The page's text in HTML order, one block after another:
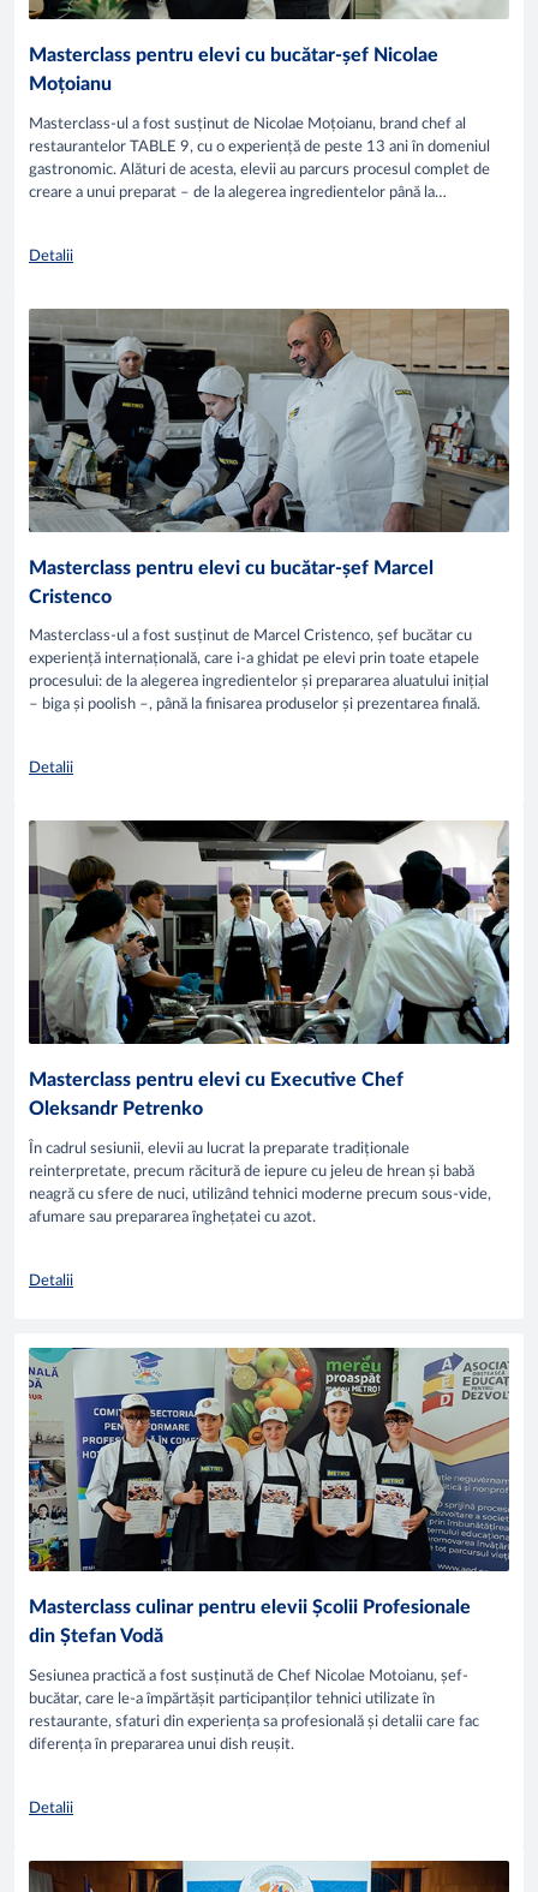
Masterclass pentru elevi cu bucătar-șef Nicolae
Moțoianu
Masterclass-ul a fost susținut de Nicolae Moțoianu, brand chef al
restaurantelor TABLE 9, cu o experiență de peste 13 ani în domeniul
gastronomic. Alături de acesta, elevii au parcurs procesul complet de
creare a unui preparat – de la alegerea ingredientelor până la
Detalii
Masterclass pentru elevi cu bucătar-șef Marcel
Cristenco
Masterclass-ul a fost susținut de Marcel Cristenco, șef bucătar cu
experiență internațională, care i-a ghidat pe elevi prin toate etapele
procesului: de la alegerea ingredientelor și prepararea aluatului inițial
– biga și poolish –, până la finisarea produselor și prezentarea finală.
Detalii
Masterclass pentru elevi cu Executive Chef
Oleksandr Petrenko
În cadrul sesiunii, elevii au lucrat la preparate tradiționale
reinterpretate, precum răcitură de iepure cu jeleu de hrean și babă
neagră cu sfere de nuci, utilizând tehnici moderne precum sous-vide,
afumare sau prepararea înghețatei cu azot.
Detalii
Masterclass culinar pentru elevii Școlii Profesionale
din Ștefan Vodă
Sesiunea practică a fost susținută de Chef Nicolae Motoianu, șef-
bucătar, care le-a împărtășit participanților tehnici utilizate în
restaurante, sfaturi din experiența sa profesională și detalii care fac
diferența în prepararea unui dish reușit.
Detalii